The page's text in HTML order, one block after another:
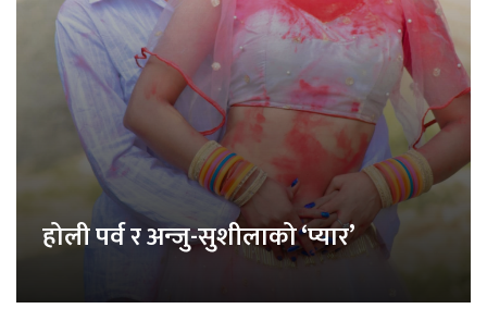
होली पर्व र अन्जु-सुशीलाको ‘प्यार’